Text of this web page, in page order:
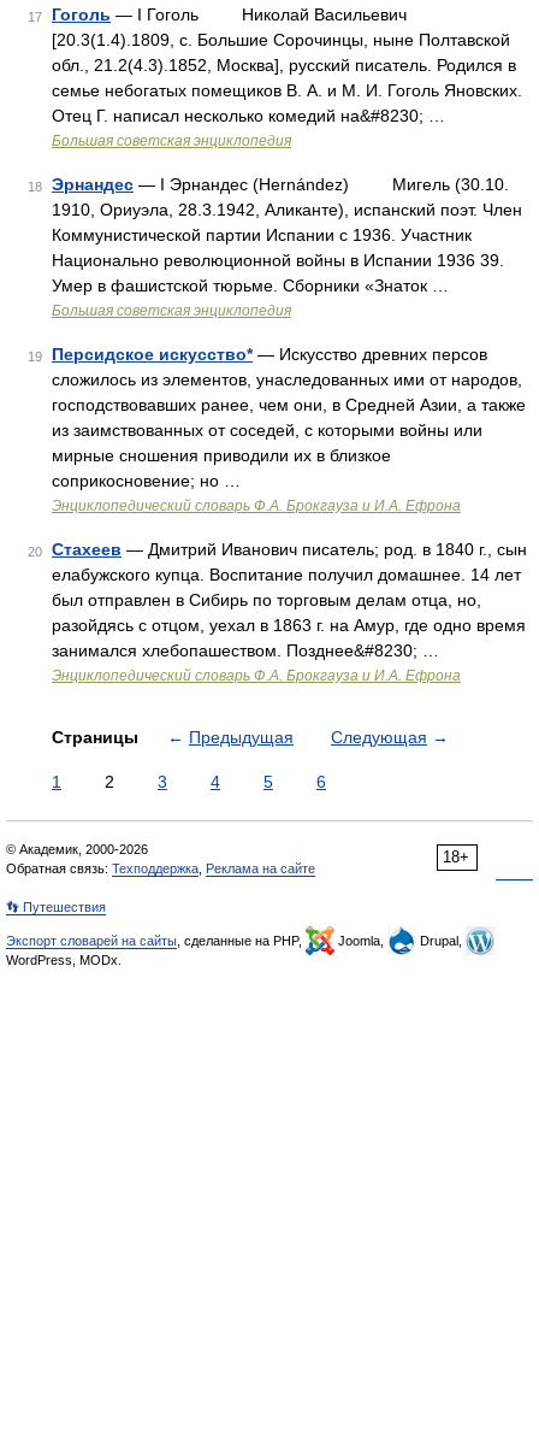
17 Гоголь — I Гоголь Николай Васильевич
[20.3(1.4).1809, с. Большие Сорочинцы, ныне Полтавской
обл., 21.2(4.3).1852, Москва], русский писатель. Родился в
семье небогатых помещиков В. А. и М. И. Гоголь Яновских.
Отец Г. написал несколько комедий на&#8230; …
Большая советская энциклопедия
18 Эрнандес — I Эрнандес (Hernández) Мигель (30.10.
1910, Ориуэла, 28.3.1942, Аликанте), испанский поэт. Член
Коммунистической партии Испании с 1936. Участник
Национально революционной войны в Испании 1936 39.
Умер в фашистской тюрьме. Сборники «Знаток …
Большая советская энциклопедия
19 Персидское искусство*— Искусство древних персов
сложилось из элементов, унаследованных ими от народов,
господствовавших ранее, чем они, в Средней Азии, а также
из заимствованных от соседей, с которыми войны или
мирные сношения приводили их в близкое
соприкосновение; но …
Энциклопедический словарь Ф.А. Брокгауза и И.А. Ефрона
20 Стахеев — Дмитрий Иванович писатель; род. в 1840 г., сын
елабужского купца. Воспитание получил домашнее. 14 лет
был отправлен в Сибирь по торговым делам отца, но,
разойдясь с отцом, уехал в 1863 г. на Амур, где одно время
занимался хлебопашеством. Позднее&#8230; …
Энциклопедический словарь Ф.А. Брокгауза и И.А. Ефрона
Страницы ← Предыдущая Следующая →
1 2 3 4 5 6
18+
© Академик, 2000-2026
Обратная связь: Техподдержка Реклама на сайте
👣 Путешествия
Экспорт словарей на сайты , сделанные на PHP, Joomla,
Drupal,
WordPress, MODx.